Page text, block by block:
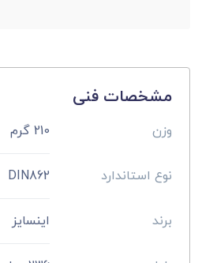
مشخصات فنی
وزن 210 گرم
نوع استاندارد DIN862
برند اینسایز